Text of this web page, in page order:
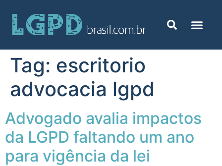
Tag: escritorio
advocacia lgpd
Advogado avalia impactos
da LGPD faltando um ano
para vigência da lei